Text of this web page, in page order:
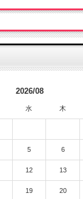
2026/08
水 木
5 6
12 13
19 20